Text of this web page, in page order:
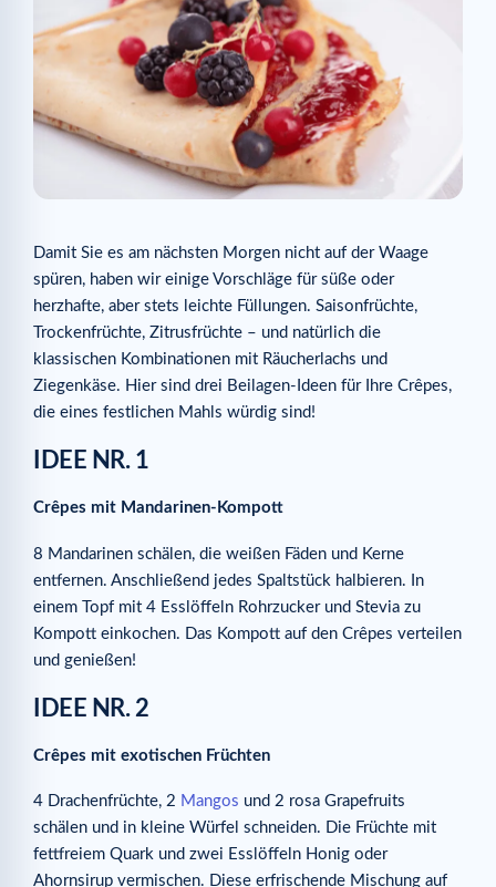
Damit Sie es am nächsten Morgen nicht auf der Waage
spüren, haben wir einige Vorschläge für süße oder
herzhafte, aber stets leichte Füllungen. Saisonfrüchte,
Trockenfrüchte, Zitrusfrüchte – und natürlich die
klassischen Kombinationen mit Räucherlachs und
Ziegenkäse. Hier sind drei Beilagen-Ideen für Ihre Crêpes,
die eines festlichen Mahls würdig sind!
IDEE NR. 1
Crêpes mit Mandarinen-Kompott
8 Mandarinen schälen, die weißen Fäden und Kerne
entfernen. Anschließend jedes Spaltstück halbieren. In
einem Topf mit 4 Esslöffeln Rohrzucker und Stevia zu
Kompott einkochen. Das Kompott auf den Crêpes verteilen
und genießen!
IDEE NR. 2
Crêpes mit exotischen Früchten
4 Drachenfrüchte, 2 Mangos und 2 rosa Grapefruits
schälen und in kleine Würfel schneiden. Die Früchte mit
fettfreiem Quark und zwei Esslöffeln Honig oder
Ahornsirup vermischen. Diese erfrischende Mischung auf